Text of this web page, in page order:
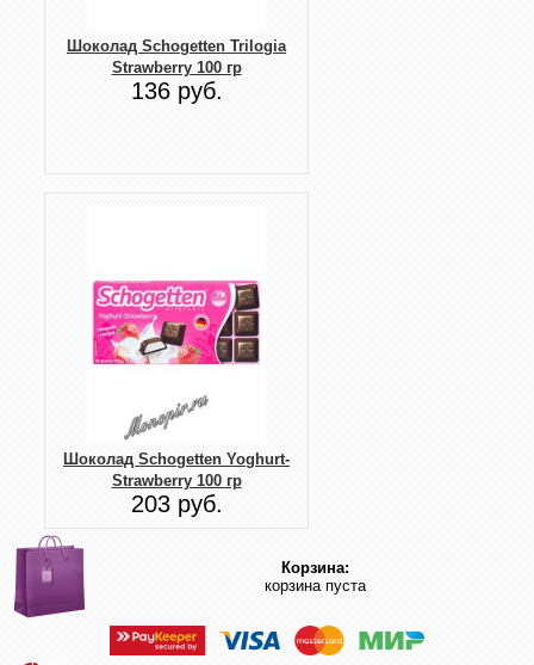
Шоколад Schogetten Trilogia
Strawberry 100 гр
136 руб.
Шоколад Schogetten Yoghurt-
Strawberry 100 гр
203 руб.
Корзина:
корзина пуста